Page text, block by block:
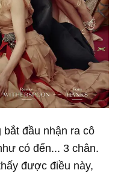
đầu nhận ra cô
có đến... 3 chân.
được điều này,